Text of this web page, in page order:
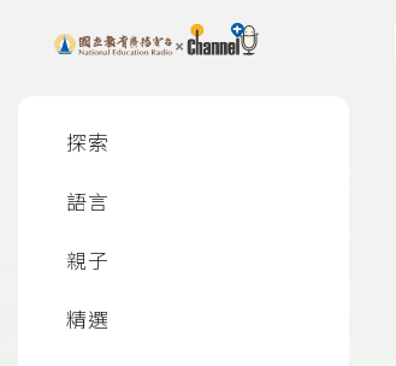
上方功能區塊
探索
語言
親子
精選